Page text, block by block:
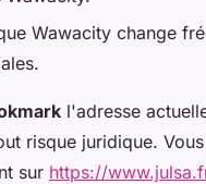
Wawacity change
l'adresse
risque juridique.
sur https://